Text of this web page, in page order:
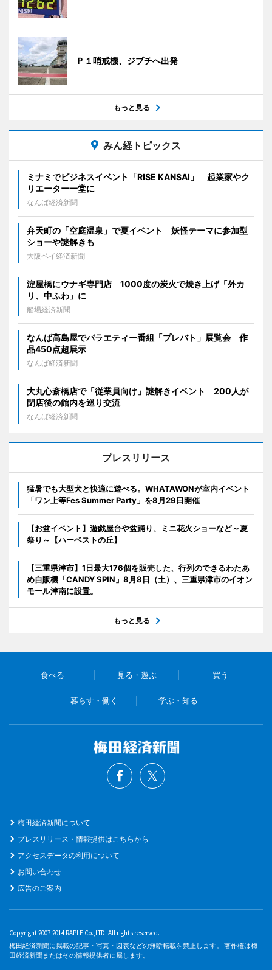
Ｐ１哨戒機、ジブチへ出発
もっと見る
みん経トピックス
ミナミでビジネスイベント「RISE KANSAI」 起業家やク
リエーター一堂に
なんば経済新聞
弁天町の「空庭温泉」で夏イベント 妖怪テーマに参加型
ショーや謎解きも
大阪ベイ経済新聞
淀屋橋にウナギ専門店 1000度の炭火で焼き上げ「外カ
リ、中ふわ」に
船場経済新聞
なんば高島屋でバラエティー番組「プレバト」展覧会 作
品450点超展示
なんば経済新聞
大丸心斎橋店で「従業員向け」謎解きイベント 200人が
閉店後の館内を巡り交流
なんば経済新聞
プレスリリース
猛暑でも大型犬と快適に遊べる。WHATAWONが室内イベント
「ワン上等Fes Summer Party」を8月29日開催
【お盆イベント】遊戯屋台や盆踊り、ミニ花火ショーなど～夏
祭り～【ハーベストの丘】
【三重県津市】1日最大176個を販売した、行列のできるわたあ
め自販機「CANDY SPIN」8月8日（土）、三重県津市のイオン
モール津南に設置。
もっと見る
食べる 見る・遊ぶ 買う
暮らす・働く 学ぶ・知る
梅田経済新聞について
プレスリリース・情報提供はこちらから
アクセスデータの利用について
お問い合わせ
広告のご案内
Copyright 2007-2014 RAPLE Co.,LTD. All rights reserved.
梅田経済新聞に掲載の記事・写真・図表などの無断転載を禁止します。 著作権は梅
田経済新聞またはその情報提供者に属します。